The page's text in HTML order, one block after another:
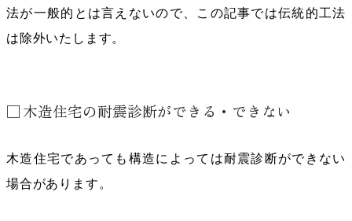
法が一般的とは言えないので、この記事では伝統的工法
は除外いたします。
木造住宅の耐震診断ができる・できない
木造住宅であっても構造によっては耐震診断ができない
場合があります。